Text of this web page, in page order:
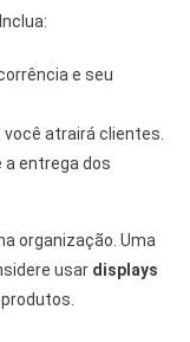
e seu
você atrairá clientes.
a entrega dos
organização. Uma
usar displays